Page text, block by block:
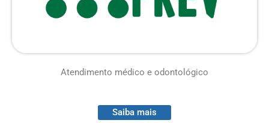
Atendimento médico e odontológico
Saiba mais